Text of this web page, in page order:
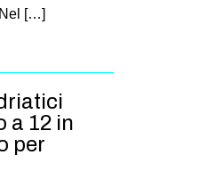
tw
ms
SEARCH
[…]
a 12 in
per